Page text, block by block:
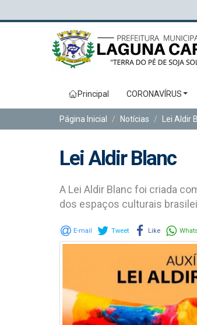
Principal CORONAVÍRUS
Página Inicial Notícias Lei Aldir
Lei Aldir Blanc
A Lei Aldir Blanc foi criada
dos espaços culturais
E-mail Tweet Like